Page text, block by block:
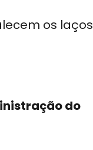
os laços
do